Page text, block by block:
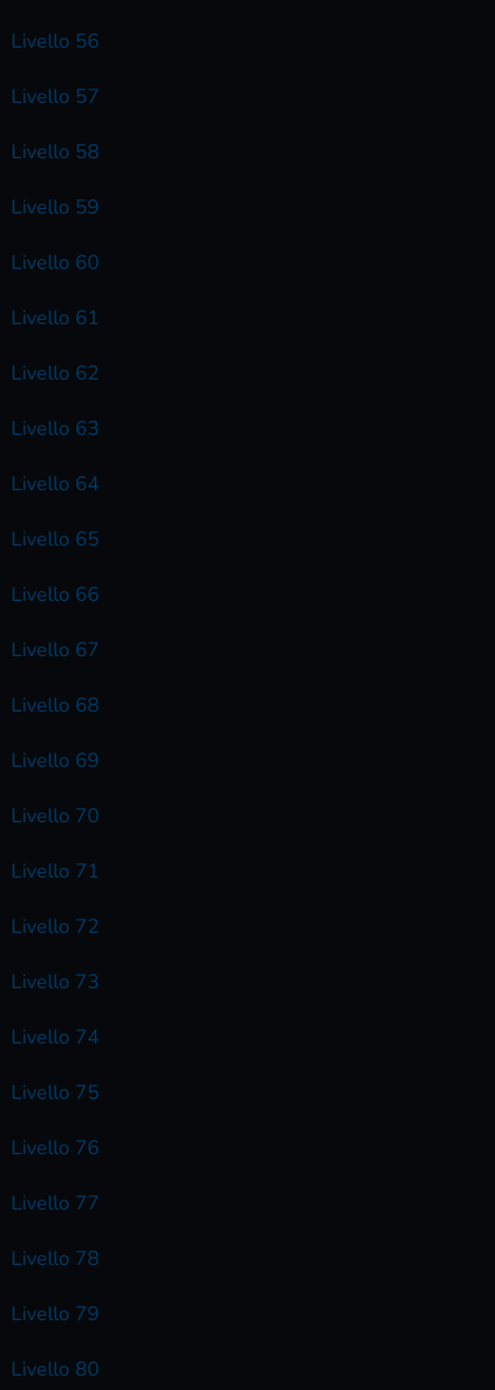
Livello 56
Livello 57
Livello 58
Livello 59
Livello 60
Livello 61
Livello 62
Livello 63
Livello 64
Livello 65
Livello 66
Livello 67
Livello 68
Livello 69
Livello 70
Livello 71
Livello 72
Livello 73
Livello 74
Livello 75
Livello 76
Livello 77
Livello 78
Livello 79
Livello 80